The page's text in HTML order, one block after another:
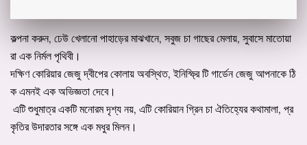
কল্পনা করুন, ঢেউ খেলানো পাহাড়ের মাঝখানে, সবুজ চা গাছের মেলায়, সুবাসে মাতোয়া
রা এক নির্মল পৃথিবী।
দক্ষিণ কোরিয়ার জেজু দ্বীপের কোলায় অবস্থিত, ইনিস্ফ্রি টি গার্ডেন জেজু আপনাকে ঠি
ক এমনই এক অভিজ্ঞতা দেবে।
এটি শুধুমাত্র একটি মনোরম দৃশ্য নয়, এটি কোরিয়ান গ্রিন চা ঐতিহ্যের কথামালা, প্র
কৃতির উদারতার সঙ্গে এক মধুর মিলন।